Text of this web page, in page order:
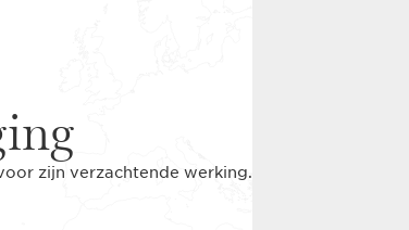
zijn verzachtende werking.